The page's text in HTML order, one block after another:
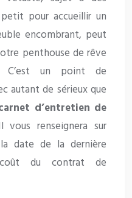
pour accueillir un
encombrant, peut
penthouse de rêve
C’est un point de
autant de sérieux que
d’entretien de
vous renseignera sur
date de la dernière
du contrat de